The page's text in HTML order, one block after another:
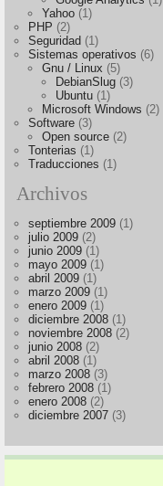
Yahoo (1)
PHP (2)
Seguridad (1)
Sistemas operativos (6)
Gnu / Linux (5)
DebianSlug (3)
Ubuntu (1)
Microsoft Windows (2)
Software (3)
Open source (2)
Tonterias (1)
Traducciones (1)
Archivos
septiembre 2009 (1)
julio 2009 (2)
junio 2009 (1)
mayo 2009 (1)
abril 2009 (1)
marzo 2009 (1)
enero 2009 (1)
diciembre 2008 (1)
noviembre 2008 (2)
junio 2008 (2)
abril 2008 (1)
marzo 2008 (3)
febrero 2008 (1)
enero 2008 (2)
diciembre 2007 (3)